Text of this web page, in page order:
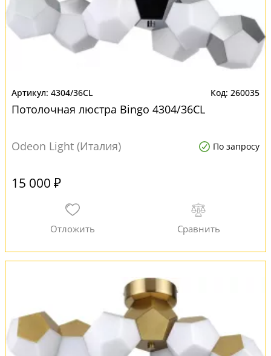
4304/36CL 260035
Потолочная люстра Bingo 4304/36CL
Odeon Light (Италия) По запросу
15 000 ₽